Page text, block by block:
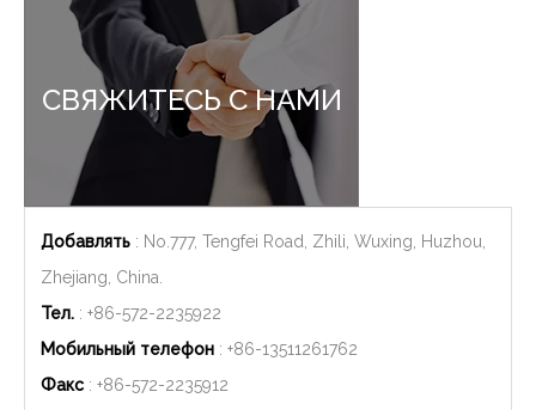
СВЯЖИТЕСЬ С НАМИ
Добавлять : No.777, Tengfei Road, Zhili, Wuxing, Huzhou,
Zhejiang, China.
Тел. : +86-572-2235922
Мобильный телефон : +86-13511261762
Факс : +86-572-2235912